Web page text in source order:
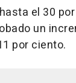
el 30
un
por ciento.